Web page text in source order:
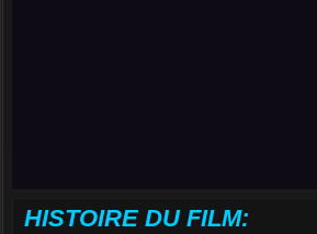
HISTOIRE DU FILM: